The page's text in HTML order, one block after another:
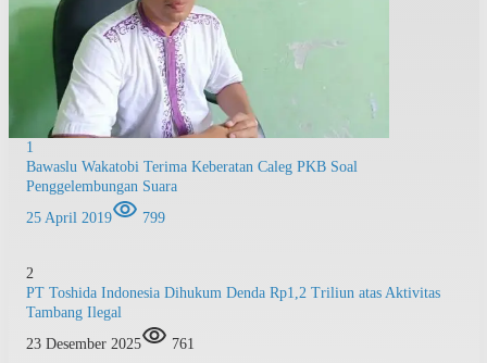
1
Bawaslu Wakatobi Terima Keberatan Caleg PKB Soal
Penggelembungan Suara
25 April 2019
799
2
PT Toshida Indonesia Dihukum Denda Rp1,2 Triliun atas Aktivitas
Tambang Ilegal
23 Desember 2025
761